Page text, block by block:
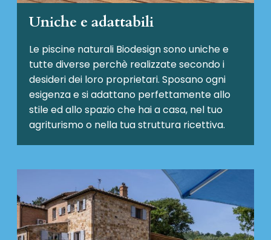
Uniche e adattabili
Le piscine naturali Biodesignsono uniche e
tutte diverse perchè realizzate secondo i
desideri dei loro proprietari. Sposano ogni
esigenza e si adattano perfettamente allo
stile ed allo spazio che hai a casa, nel tuo
agriturismo o nella tua struttura ricettiva.